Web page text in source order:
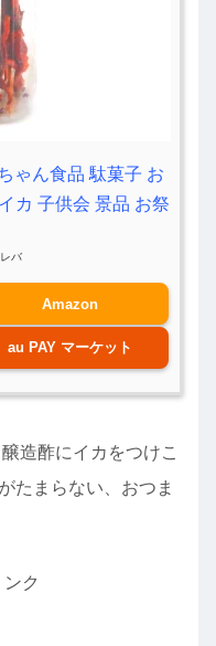
ゃん食品 駄菓子 お
カ 子供会 景品 お祭
バ
Amazon
au PAY マーケット
造酢にイカをつけこ
たまらない、おつま
ク